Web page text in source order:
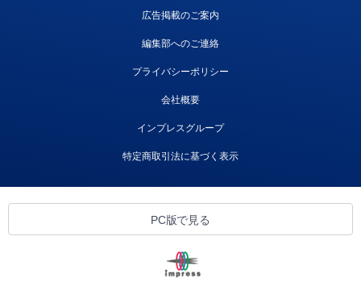
広告掲載のご案内
編集部へのご連絡
プライバシーポリシー
会社概要
インプレスグループ
特定商取引法に基づく表示
PC版で見る